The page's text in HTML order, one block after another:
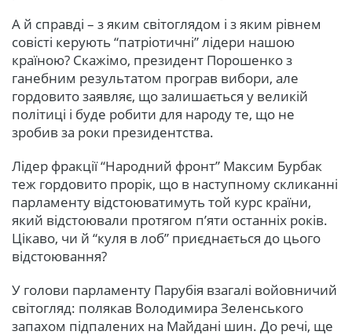
А й справді – з яким світоглядом і з яким рівнем
совісті керують “патріотичні” лідери нашою
країною? Скажімо, президент Порошенко з
ганебним результатом програв вибори, але
гордовито заявляє, що залишається у великій
політиці і буде робити для народу те, що не
зробив за роки президентства.
Лідер фракції “Народний фронт” Максим Бурбак
теж гордовито прорік, що в наступному скликанні
парламенту відстоюватимуть той курс країни,
який відстоювали протягом п’яти останніх років.
Цікаво, чи й “куля в лоб” приєднається до цього
відстоювання?
У голови парламенту Парубія взагалі войовничий
світогляд: полякав Володимира Зеленського
запахом підпалених на Майдані шин. До речі, ще